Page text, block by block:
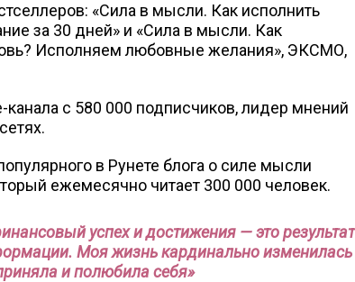
«Сила в мысли. Как исполнить
за 30 дней» и «Сила в мысли. Как
Исполняем любовные желания», ЭКСМО,
канала с 580 000 подписчиков, лидер мнений
в Рунете блога о силе мысли
ежемесячно читает 300 000 человек.
успех и достижения — это результат
Моя жизнь кардинально изменилась
и полюбила себя»